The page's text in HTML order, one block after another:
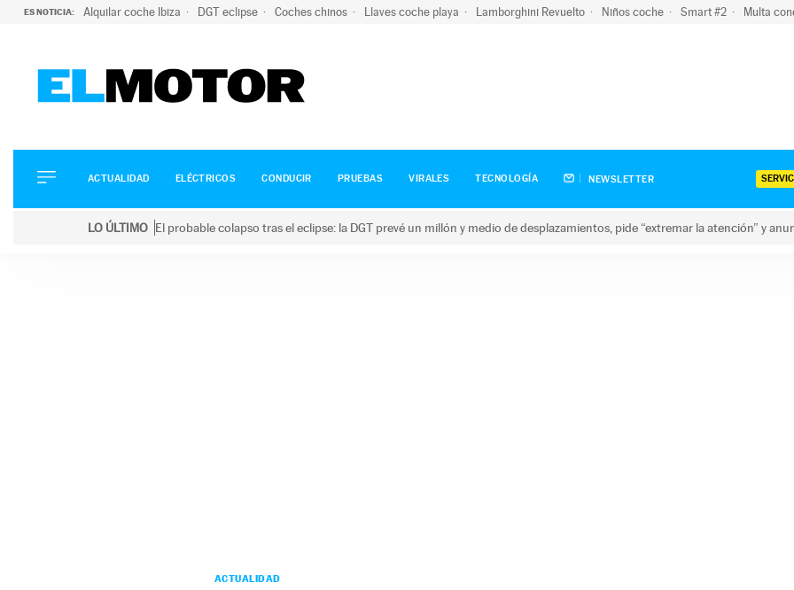
ES NOTICIA: Alquilar coche Ibiza DGT eclipse Coches chinos Llaves coche playa Lamborghini Revuelto Niños coche Smart #2 Multa
ELÉCTRICOS
CONDUCIR
ACTUALIDAD ELÉCTRICOS CONDUCIR PRUEBAS VIRALES TECNOLOGÍA NEWSLETTER
LO ÚLTIMO El probable colapso tras el eclipse: la DGT prevé un millón y medio de desplazamientos, pide “extremar la atención” y
ACTUALIDAD